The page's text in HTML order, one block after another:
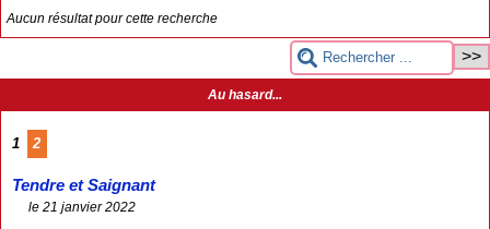
Aucun résultat pour cette recherche
Au hasard...
1 2
Tendre et Saignant
le 21 janvier 2022